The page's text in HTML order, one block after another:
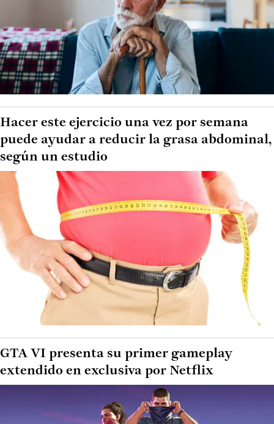
Hacer este ejercicio una vez por semana
puede ayudar a reducir la grasa abdominal,
según un estudio
GTA VI presenta su primer gameplay
extendido en exclusiva por Netflix